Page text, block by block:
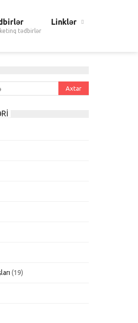
tədbirlər
Linklər
(19)